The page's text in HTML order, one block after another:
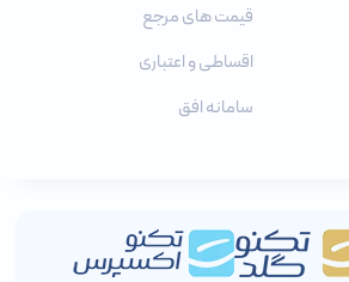
قیمت های مرجع
اقساطی و اعتباری
سامانه افق